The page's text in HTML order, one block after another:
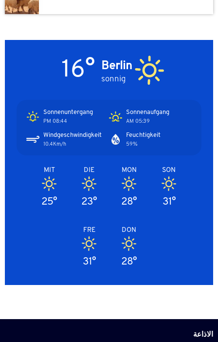
Berlin
sonnig
16°
Sonnenaufgang
05:39 AM
Sonnenuntergang
08:44 PM
Feuchtigkeit
59%
Windgeschwindigkeit
10.4Km/h
SON
31°
MON
28°
DIE
23°
MIT
25°
DON
28°
FRE
31°
الاذاعة